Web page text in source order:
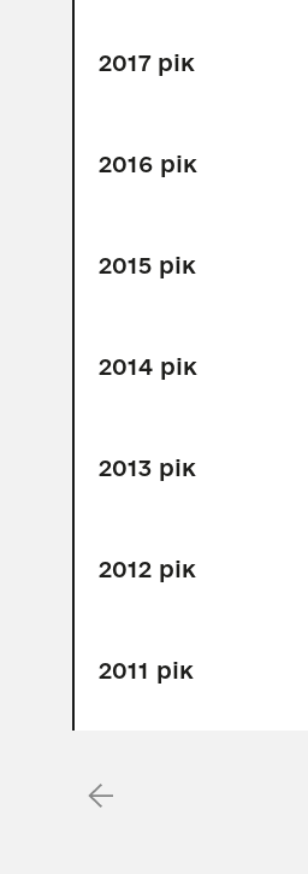
2017 рік
2016 рік
2015 рік
2014 рік
2013 рік
2012 рік
2011 рік